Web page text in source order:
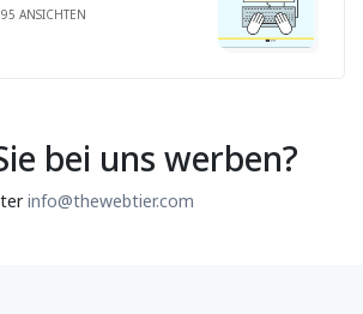
ANSICHTEN
bei uns werben?
info@thewebtier.com